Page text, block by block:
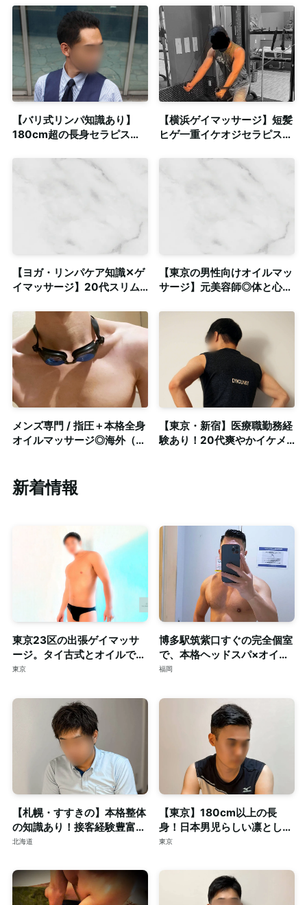
備・出張対応可
ンセラピスト！
【バリ式リンパ知識あり】
180cm超の長身セラピスト
◎個室・出張
【横浜ゲイマッサージ】短髪
ヒゲ一重イケオジセラピスト
備
【ヨガ・リンパケア知識✕ゲ
イマッサージ】20代スリム
イルマッサージ◎個室＆出張
【東京の男性向けオイルマッ
サージ】元美容師◎体と心を
あり・出張可
メンズ専門 / 指圧＋本格全身
オイルマッサージ◎海外（日
【東京・新宿】医療職勤務経
験あり！20代爽やかイケメ
新着情報
東京23区の出張ゲイマッサ
ージ。タイ古式とオイルで心
身を深く整える至福のリラク
東京
博多駅筑紫口すぐの完全個室
で、本格ヘッドスパ×オイル
マッサージ。ご予約はDMで
福岡
【札幌・すすきの】本格整体
の知識あり！接客経験豊富な
短髪筋トレ男子によるゲイマ
北海道
【東京】180cm以上の長
身！日本男児らしい凛とした
顔立ちの20代◎個室完備
東京